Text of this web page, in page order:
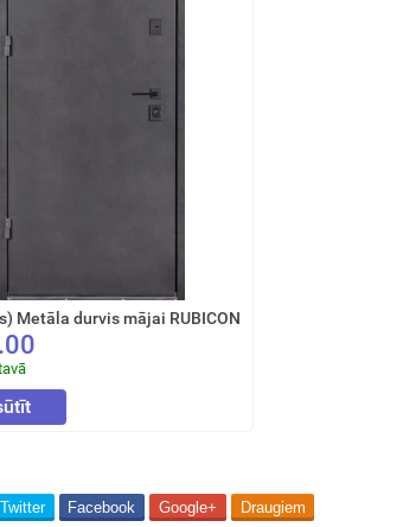
Metāla durvis mājai RUBICON
Twitter Facebook Google+ Draugiem